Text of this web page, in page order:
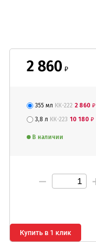
2 860 ₽
355 мл КК-222 2 860 ₽
3,8 л КК-223 10 180 ₽
В наличии
Купить в 1 клик